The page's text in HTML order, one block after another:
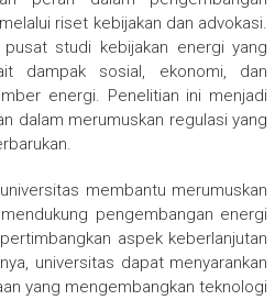
riset kebijakan dan advokasi.
pusat studi kebijakan energi yang
dampak sosial, ekonomi, dan
energi. Penelitian ini menjadi
dalam merumuskan regulasi yang
membantu merumuskan
pengembangan energi
aspek keberlanjutan
universitas dapat menyarankan
yang mengembangkan teknologi